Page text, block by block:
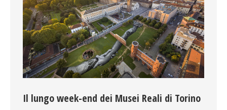
Il lungo week-end dei Musei Reali di Torino